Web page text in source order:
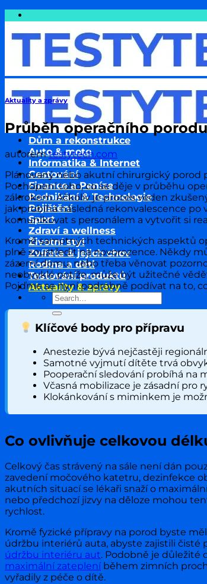
Přeskočit
obsah
Dům a rekonstrukce
Auto & moto
Informatika & Internet
Cestování
Finance a Peníze
Podnikání & Technologie
Pojištění
Sport
Zdraví a wellness
Životní styl
Zvířata & jejich chov
Rodina a děti
Testování produktů
Aktuality & zprávy
Aktuality a zprávy
Průběh operačního
autoremtestytech.com
Plánovaný nebo akutní chirurgický porod
Pochopení toho, co se děje v průběhu
zákrokem. Ačkoliv je proces veden
jak probíhá následná rekonvalescence
komunikovat s personálem a vytvořit si
Kromě samotných technických aspektů
plně soustředit na novorozence. Někdy
zázemí domu, nebo třeba věnovat
neobvyklé potíže, může být užitečné
Pojďme se nyní podrobně podívat na to,
Klíčové body pro přípravu
Anestezie bývá nejčastěji
Samotné vyjmutí dítěte trvá
Pooperační sledování probíhá na
Včasná mobilizace je zásadní pro
Klokánkování s miminkem je
Co ovlivňuje celkovou
Celkový čas strávený na sále není dán
zavedení močového katetru, dezinfekce
akutních situací se lékaři snaží o
nebo předchozí jizvy na děloze mohou
rychlost.
Kromě fyzické přípravy na porod byste
údržbu interiérů auta, abyste zajistili
údržbu interiéru aut. Podobně je důležité
maximální zatepleníběhem zimních
vyřadily z péče o dítě.